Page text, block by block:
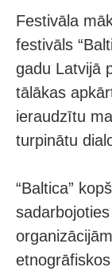
Festivāla
festivāls
gadu Latvijā
tālākas
ieraudzītu
turpinātu
“Baltica”